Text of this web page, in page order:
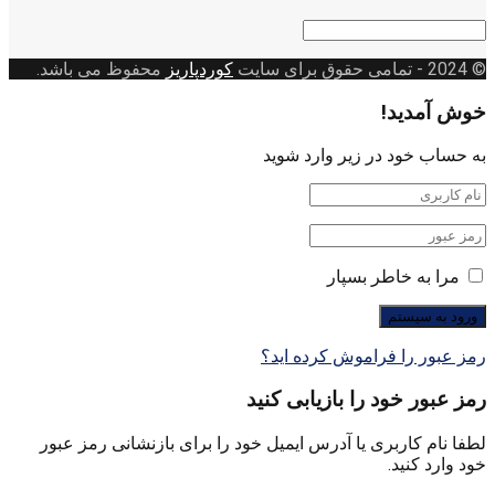
دسته
© 2024
- تمامی حقوق برای سایت کوردپاریز محفوظ می باشد.
خوش آمدید!
به حساب خود در زیر وارد شوید
مرا به خاطر بسپار
رمز عبور را فراموش کرده اید؟
رمز عبور خود را بازیابی کنید
لطفا نام کاربری یا آدرس ایمیل خود را برای بازنشانی رمز عبور
خود وارد کنید.